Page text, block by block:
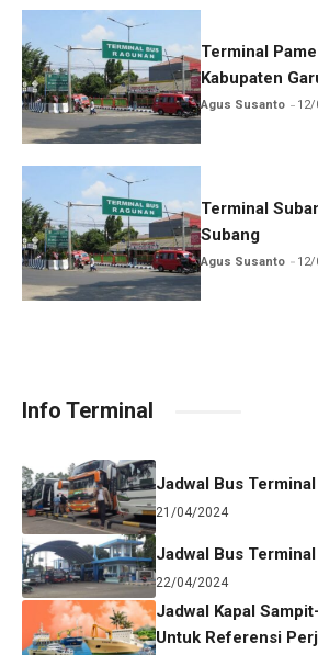
Terminal
Kabupaten
Agus Susanto 12/
Terminal
Subang
Agus Susanto 12/
Info Terminal
Jadwal Bus
21/04/2024
Jadwal Bus
22/04/2024
Jadwal Kapal
Untuk Referensi